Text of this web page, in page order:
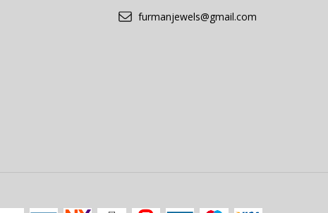
furmanjewels@gmail.com